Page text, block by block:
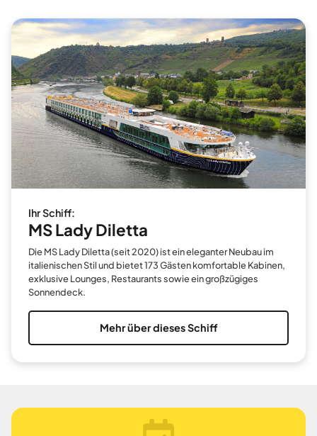
Ihr Schiff:
MS Lady Diletta
Die MS Lady Diletta (seit 2020) ist ein eleganter Neubau im
italienischen Stil und bietet 173 Gästen komfortable Kabinen,
exklusive Lounges, Restaurants sowie ein großzügiges
Sonnendeck.
Mehr über dieses Schiff